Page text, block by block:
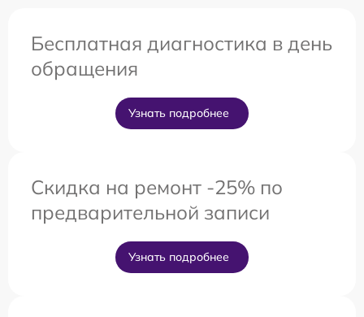
Бесплатная диагностика в день
обращения
Узнать подробнее
Скидка на ремонт -25% по
предварительной записи
Узнать подробнее